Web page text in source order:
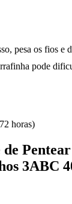
pesa os fios e
pode
horas)
3ABC